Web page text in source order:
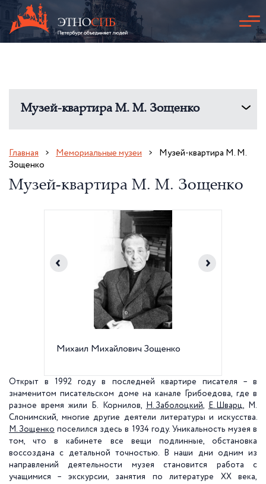
Музей-квартира М. М. Зощенко
Главная Мемориальные музеи
Музей-квартира М. М.
Зощенко
Музей-квартира М. М. Зощенко
Михаил Михайлович Зощенко
Открыт в 1992 году в последней квартире писателя – в
знаменитом писательском доме на канале Грибоедова, где в
разное время жили Б. Корнилов,
Н. Заболоцкий, Е. Шварц, М.
Слонимский, многие другие деятели литературы и искусства.
М. Зощенко поселился здесь в 1934 году. Уникальность музея в
том, что в кабинете все вещи подлинные, обстановка
воссоздана с детальной точностью. В наши дни одним из
направлений деятельности музея становится работа с
учащимися – экскурсии, занятия по литературе ХХ века,